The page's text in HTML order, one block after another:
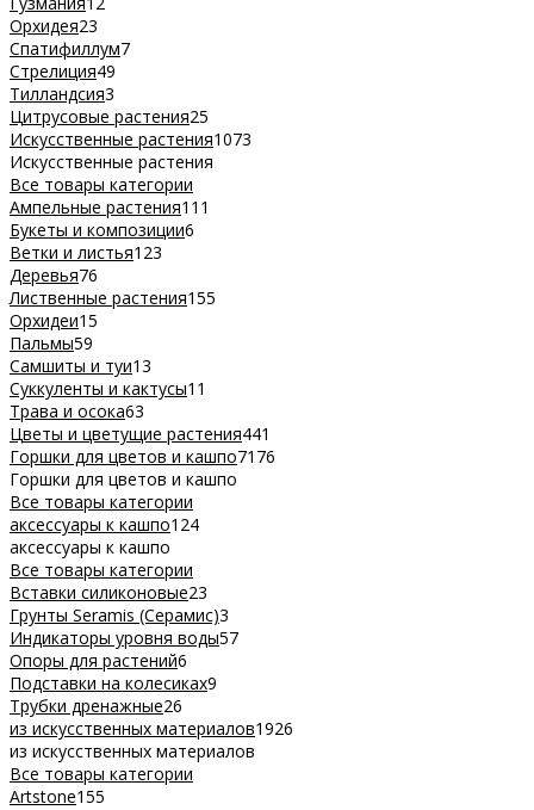
Орхидея23
Спатифиллум7
Стрелиция49
Тилландсия3
Цитрусовые растения25
Искусственные растения1073
Искусственные растения
Все товары категории
Ампельные растения111
Букеты и композиции6
Ветки и листья123
Деревья76
Лиственные растения155
Орхидеи15
Пальмы59
Самшиты и туи13
Суккуленты и кактусы11
Трава и осока63
Цветы и цветущие растения441
Горшки для цветов и кашпо7176
Горшки для цветов и кашпо
Все товары категории
аксессуары к кашпо124
аксессуары к кашпо
Все товары категории
Вставки силиконовые23
Грунты Seramis (Серамис)3
Индикаторы уровня воды57
Опоры для растений6
Подставки на колесиках9
Трубки дренажные26
из искусственных материалов1926
из искусственных материалов
Все товары категории
Artstone155